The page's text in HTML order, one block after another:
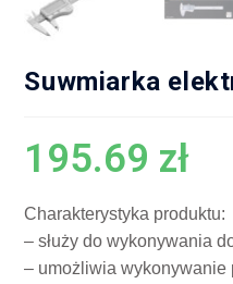
Suwmiarka
195.69 zł
Charakterystyka produktu:
– służy do wykonywania
– umożliwia wykonywanie